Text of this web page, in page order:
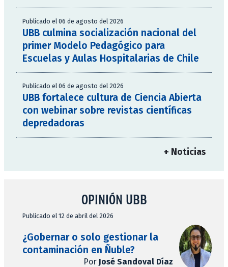
Publicado el 06 de agosto del 2026
UBB culmina socialización nacional del
primer Modelo Pedagógico para
Escuelas y Aulas Hospitalarias de Chile
Publicado el 06 de agosto del 2026
UBB fortalece cultura de Ciencia Abierta
con webinar sobre revistas científicas
depredadoras
+ Noticias
OPINIÓN UBB
Publicado el 12 de abril del 2026
¿Gobernar o solo gestionar la
contaminación en Ñuble?
Por José Sandoval Díaz